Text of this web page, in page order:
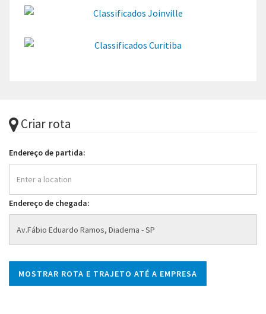
Criar rota
Endereço de partida:
Endereço de chegada: